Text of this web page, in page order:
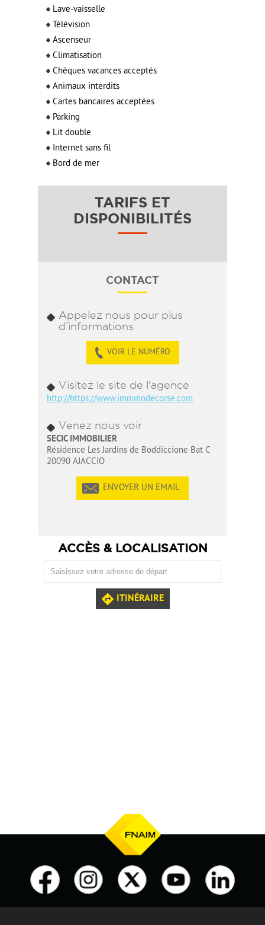
Lave-vaisselle
Télévision
Ascenseur
Climatisation
Chèques vacances acceptés
Animaux interdits
Cartes bancaires acceptées
Parking
Lit double
Internet sans fil
Bord de mer
TARIFS ET
DISPONIBILITÉS
CONTACT
Appelez nous pour plus
d’informations
VOIR LE NUMÉRO
Visitez le site de l'agence
http://https://www.immmodecorse.com
Venez nous voir
SECIC IMMOBILIER
Résidence Les Jardins de Boddiccione Bat C
20090 AJACCIO
ENVOYER UN EMAIL
ACCÈS & LOCALISATION